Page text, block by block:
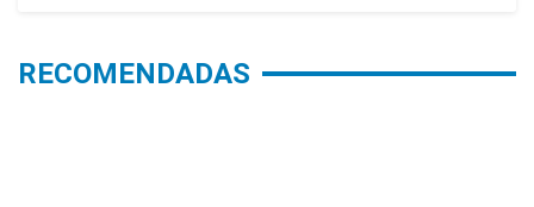
RECOMENDADAS